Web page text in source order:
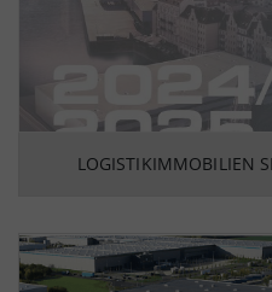
LOGISTIKIMMOBILIEN